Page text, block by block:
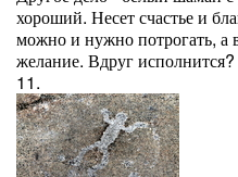
хороший. Несет счастье и
можно и нужно потрогать, а
желание. Вдруг исполнится?
11.